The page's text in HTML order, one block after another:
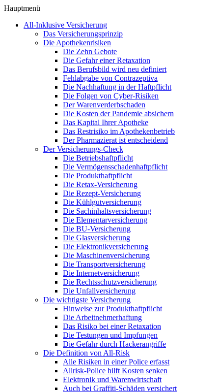
Hauptmenü
All-Inklusive Versicherung
Das Versicherungsprinzip
Die Apothekenrisiken
Die Zehn Gebote
Die Gefahr einer Retaxation
Das Berufsbild wird neu definiert
Fehlabgabe von Contrazeptiva
Die Nachhaftung in der Haftpflicht
Die Folgen von Cyber-Risiken
Der Warenverderbschaden
Die Kosten der Pandemie absichern
Das Kapital Ihrer Apotheke
Das Restrisiko im Apothekenbetrieb
Der Pharmazierat ist entscheidend
Der Versicherungs-Check
Die Betriebshaftpflicht
Die Vermögensschadenhaftpflicht
Die Produkthaftpflicht
Die Retax-Versicherung
Die Rezept-Versicherung
Die Kühlgutversicherung
Die Sachinhaltsversicherung
Die Elementarversicherung
Die BU-Versicherung
Die Glasversicherung
Die Elektronikversicherung
Die Maschinenversicherung
Die Transportversicherung
Die Internetversicherung
Die Rechtsschutzversicherung
Die Unfallversicherung
Die wichtigste Versicherung
Hinweise zur Produkthaftpflicht
Die Arbeitnehmerhaftung
Das Risiko bei einer Retaxation
Die Testungen und Impfungen
Die Gefahr durch Hackerangriffe
Die Definition von All-Risk
Alle Risiken in einer Police erfasst
Allrisk-Police hilft Kosten senken
Elektronik und Warenwirtschaft
Auch bei Graffiti-Schäden versichert